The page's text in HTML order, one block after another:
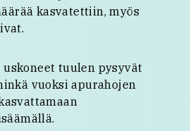
kasvatettiin, myös
tuulen pysyvät
vuoksi apurahojen